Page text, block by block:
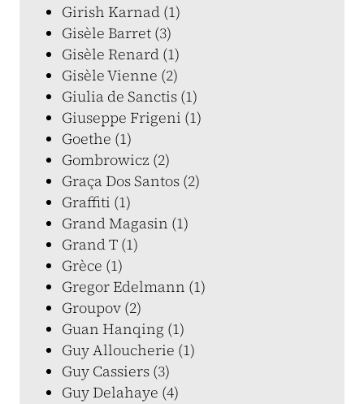
Girish Karnad (1)
Gisèle Barret (3)
Gisèle Renard (1)
Gisèle Vienne (2)
Giulia de Sanctis (1)
Giuseppe Frigeni (1)
Goethe (1)
Gombrowicz (2)
Graça Dos Santos (2)
Graffiti (1)
Grand Magasin (1)
Grand T (1)
Grèce (1)
Gregor Edelmann (1)
Groupov (2)
Guan Hanqing (1)
Guy Alloucherie (1)
Guy Cassiers (3)
Guy Delahaye (4)